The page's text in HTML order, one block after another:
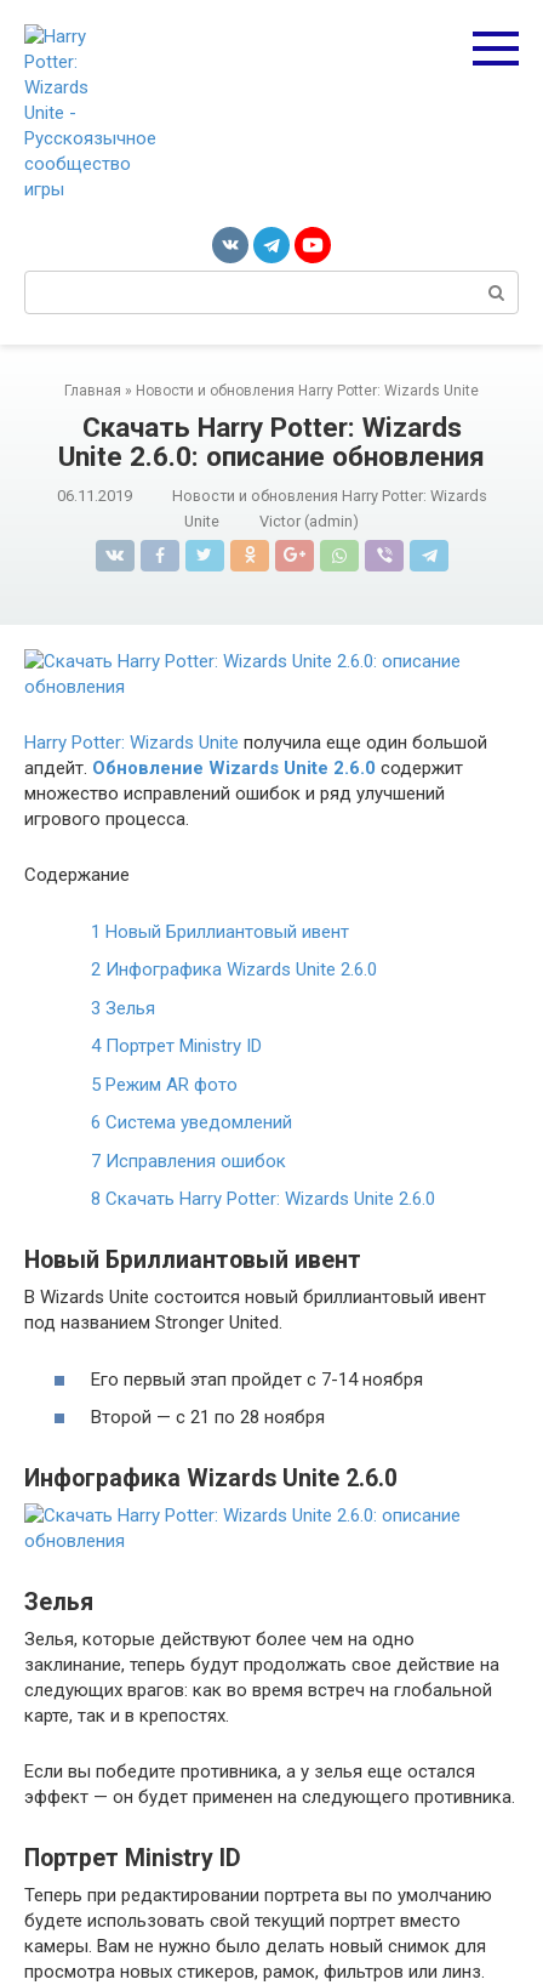
контенту
Главная » Новости и обновления Harry Potter: Wizards Unite
Скачать Harry Potter: Wizards
Unite 2.6.0: описание обновления
06.11.2019
Новости и обновления Harry Potter: Wizards
Unite
Victor (admin)
Harry Potter: Wizards Unite получила еще один большой
апдейт. Обновление Wizards Unite 2.6.0 содержит
множество исправлений ошибок и ряд улучшений
игрового процесса.
Содержание
1 Новый Бриллиантовый ивент
2 Инфографика Wizards Unite 2.6.0
3 Зелья
4Портрет Ministry ID
5 Режим AR фото
6 Система уведомлений
7 Исправления ошибок
8 Скачать Harry Potter: Wizards Unite 2.6.0
Новый Бриллиантовый ивент
В Wizards Unite состоится новый бриллиантовый ивент
под названием Stronger United.
Его первый этап пройдет с 7-14 ноября
Второй — с 21 по 28 ноября
Инфографика Wizards Unite 2.6.0
Зелья
Зелья, которые действуют более чем на одно
заклинание, теперь будут продолжать свое действие на
следующих врагов: как во время встреч на глобальной
карте, так и в крепостях.
Если вы победите противника, а у зелья еще остался
эффект — он будет применен на следующего противника.
Портрет Ministry ID
Теперь при редактировании портрета вы по умолчанию
будете использовать свой текущий портрет вместо
камеры. Вам не нужно было делать новый снимок для
просмотра новых стикеров, рамок, фильтров или линз.